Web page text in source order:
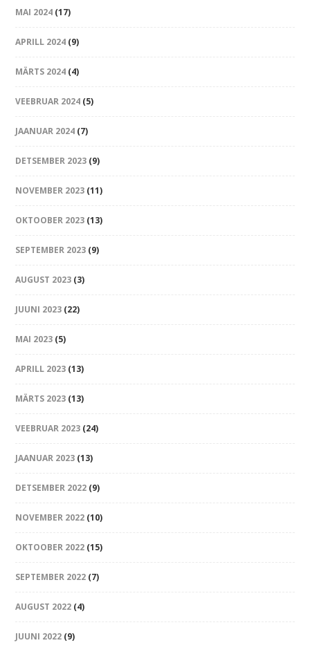
MAI 2024 (17)
APRILL 2024 (9)
MÄRTS 2024 (4)
VEEBRUAR 2024 (5)
JAANUAR 2024 (7)
DETSEMBER 2023 (9)
NOVEMBER 2023 (11)
OKTOOBER 2023 (13)
SEPTEMBER 2023 (9)
AUGUST 2023 (3)
JUUNI 2023 (22)
MAI 2023 (5)
APRILL 2023 (13)
MÄRTS 2023 (13)
VEEBRUAR 2023 (24)
JAANUAR 2023 (13)
DETSEMBER 2022 (9)
NOVEMBER 2022 (10)
OKTOOBER 2022 (15)
SEPTEMBER 2022 (7)
AUGUST 2022 (4)
JUUNI 2022 (9)